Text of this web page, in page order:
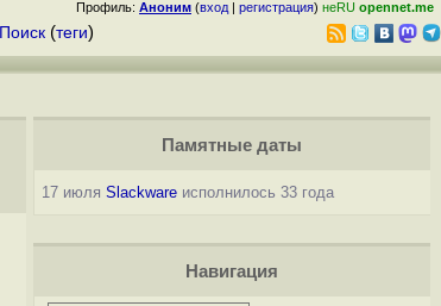
Профиль: Аноним (вход | регистрация) неRU opennet.me
Поиск (теги)
Памятные даты
17 июля Slackwareисполнилось 33 года
Навигация